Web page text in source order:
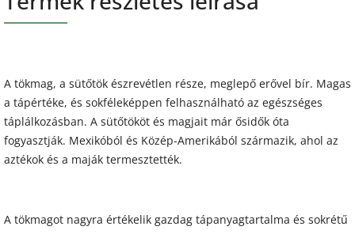
A tökmag, a sütőtök észrevétlen része, meglepő erővel bír. Magas
a tápértéke, és sokféleképpen felhasználható az egészséges
táplálkozásban. A sütőtököt és magjait már ősidők óta
fogyasztják. Mexikóból és Közép-Amerikából származik, ahol az
aztékok és a maják termesztették.
A tökmagot nagyra értékelik gazdag tápanyagtartalma és sokrétű